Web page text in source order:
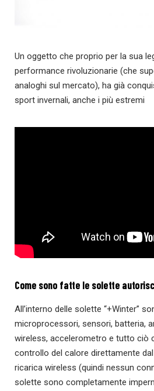
Un oggetto che proprio per la sua
performance rivoluzionarie (che
analoghi sul mercato), ha già
sport invernali, anche i più estremi
Come sono fatte le solette
All’interno delle solette “+Winter”
microprocessori, sensori, batteria,
wireless, accelerometro e tutto ciò
controllo del calore direttamente
ricarica wireless (quindi nessun
solette sono completamente